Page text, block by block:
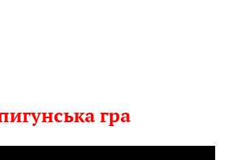
гра